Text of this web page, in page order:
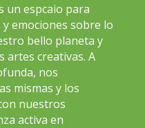
un espcaio para
emociones sobre lo
bello planeta y
artes creativas. A
nos
mismas y los
nuestros
activa en